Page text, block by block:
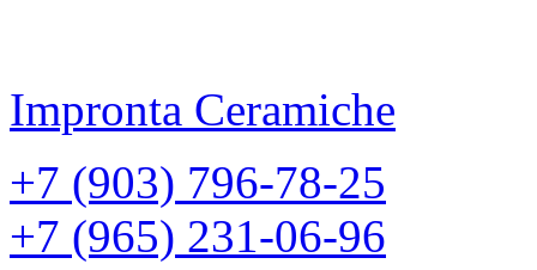
Impronta Ceramiche
+7 (903) 796-78-25
+7 (965) 231-06-96